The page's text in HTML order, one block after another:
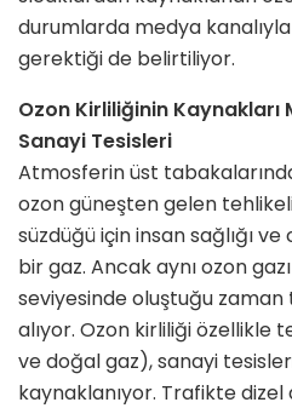
durumlarda medya kanalıyla
gerektiği de belirtiliyor.
Ozon Kirliliğinin
Sanayi Tesisleri
Atmosferin üst
ozon güneşten gelen tehlikeli
süzdüğü için insan sağlığı
bir gaz. Ancak aynı ozon
seviyesinde oluştuğu
alıyor. Ozon kirliliği
ve doğal gaz), sanayi
kaynaklanıyor. Trafikte